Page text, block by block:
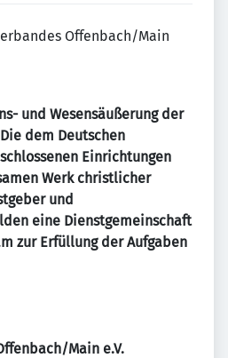
Offenbach/Main
und Wesensäußerung der
dem Deutschen
Einrichtungen
Werk christlicher
und
eine Dienstgemeinschaft
zur Erfüllung der Aufgaben
Main e.V.